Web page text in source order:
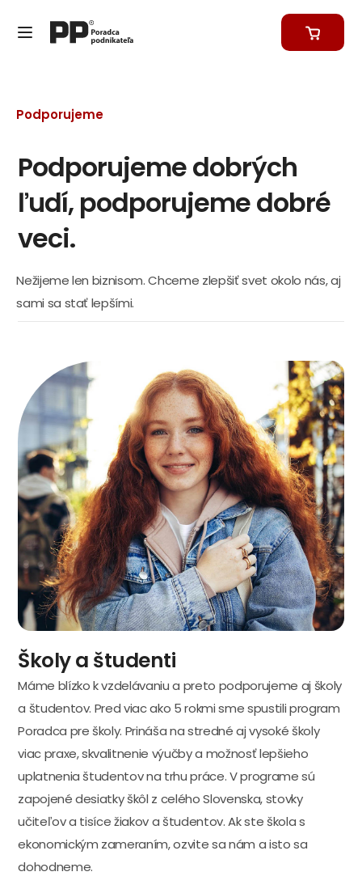
Podporujeme
Podporujeme dobrých
ľudí, podporujeme dobré
veci.
Nežijeme len biznisom. Chceme zlepšiť svet okolo nás, aj
sami sa stať lepšími.
Školy a študenti
Máme blízko k vzdelávaniu a preto podporujeme aj školy
a študentov. Pred viac ako 5 rokmi sme spustili program
Poradca pre školy. Prináša na stredné aj vysoké školy
viac praxe, skvalitnenie výučby a možnosť lepšieho
uplatnenia študentov na trhu práce. V programe sú
zapojené desiatky škôl z celého Slovenska, stovky
učiteľov a tisíce žiakov a študentov. Ak ste škola s
ekonomickým zameraním, ozvite sa nám a isto sa
dohodneme.